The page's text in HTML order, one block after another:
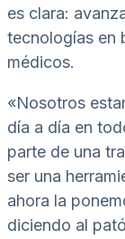
es clara:
tecnologías en
médicos.
«Nosotros
día a día en
parte de una
ser una
ahora la
diciendo al